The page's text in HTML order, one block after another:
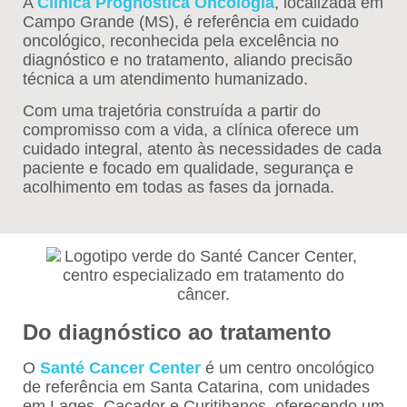
Campo Grande (MS), é referência em cuidado
oncológico, reconhecida pela excelência no
diagnóstico e no tratamento, aliando precisão
técnica a um atendimento humanizado.
Com uma trajetória construída a partir do
compromisso com a vida, a clínica oferece um
cuidado integral, atento às necessidades de cada
paciente e focado em qualidade, segurança e
acolhimento em todas as fases da jornada.
Do diagnóstico ao tratamento
O Santé Cancer Center é um centro oncológico
de referência em Santa Catarina, com unidades